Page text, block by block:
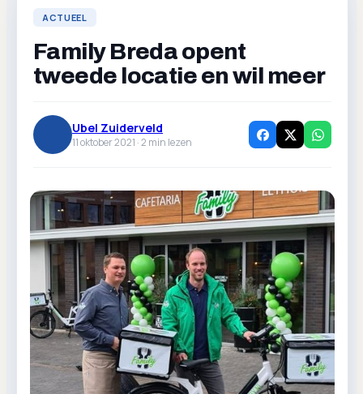
ACTUEEL
Family Breda opent
tweede locatie en wil meer
Ubel Zuiderveld
11 oktober 2021 ·2 min lezen